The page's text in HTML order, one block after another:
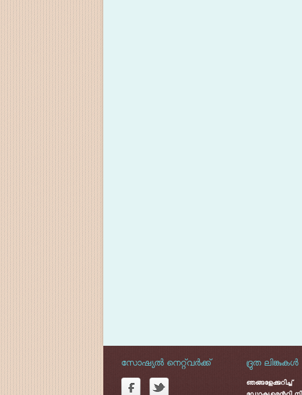
സോഷ്യൽ നെറ്റ്‌വർക്ക് ദ്രുത ലിങ്കുകൾ
ഞങ്ങളേക്കുറിച്ച്